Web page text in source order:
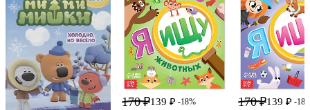
170 ₽139 ₽ -18% 170 ₽139 ₽ -